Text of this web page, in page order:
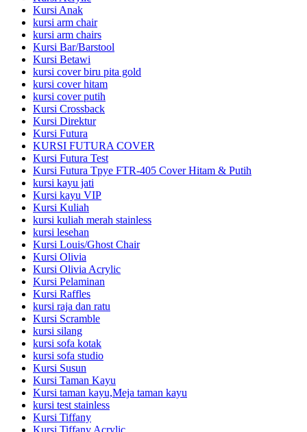
Kursi Anak
kursi arm chair
kursi arm chairs
Kursi Bar/Barstool
Kursi Betawi
kursi cover biru pita gold
kursi cover hitam
kursi cover putih
Kursi Crossback
Kursi Direktur
Kursi Futura
KURSI FUTURA COVER
Kursi Futura Test
Kursi Futura Tpye FTR-405 Cover Hitam & Putih
kursi kayu jati
Kursi kayu VIP
Kursi Kuliah
kursi kuliah merah stainless
kursi lesehan
Kursi Louis/Ghost Chair
Kursi Olivia
Kursi Olivia Acrylic
Kursi Pelaminan
Kursi Raffles
kursi raja dan ratu
Kursi Scramble
kursi silang
kursi sofa kotak
kursi sofa studio
Kursi Susun
Kursi Taman Kayu
Kursi taman kayu,Meja taman kayu
kursi test stainless
Kursi Tiffany